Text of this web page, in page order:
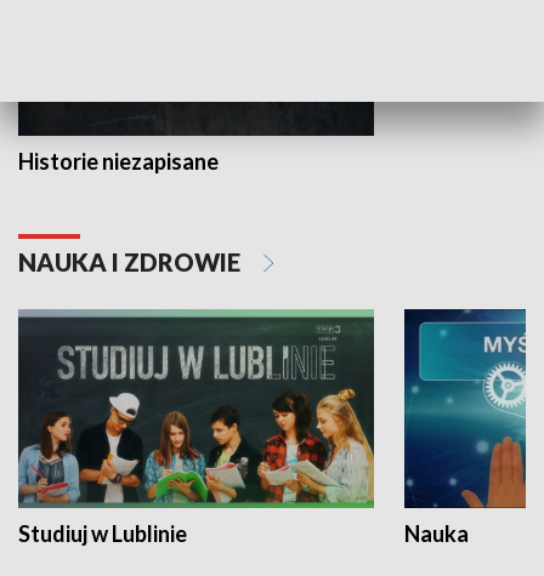
Historie niezapisane
NAUKA I ZDROWIE
Studiuj w Lublinie Nauka